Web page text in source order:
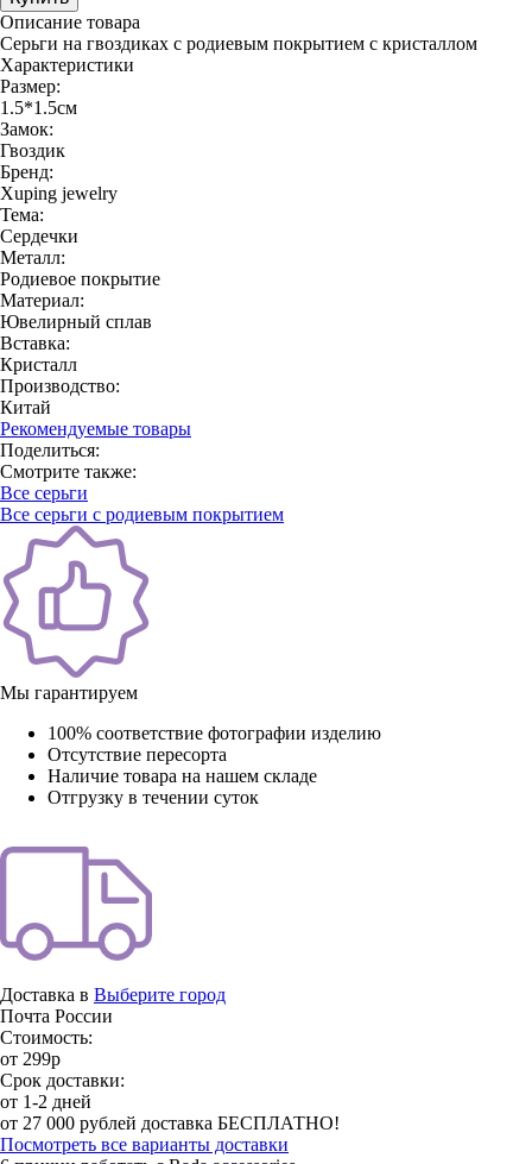
Описание товара
Серьги на гвоздиках с родиевым покрытием с кристаллом
Характеристики
Размер:
1.5*1.5см
Замок:
Гвоздик
Бренд:
Xuping jewelry
Тема:
Сердечки
Металл:
Родиевое покрытие
Материал:
Ювелирный сплав
Вставка:
Кристалл
Производство:
Китай
Рекомендуемые товары
Поделиться:
Смотрите также:
Все серьги
Все серьги с родиевым покрытием
Мы гарантируем
100% соответствие фотографии изделию
Отсутствие пересорта
Наличие товара на нашем складе
Отгрузку в течении суток
Доставка в Выберите город
Почта России
Стоимость:
от 299р
Срок доставки:
от 1-2 дней
от 27 000 рублей доставка БЕСПЛАТНО!
Посмотреть все варианты доставки